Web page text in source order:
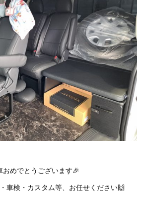
おめでとうございます🎉
車検・カスタム等、お任せください🙌